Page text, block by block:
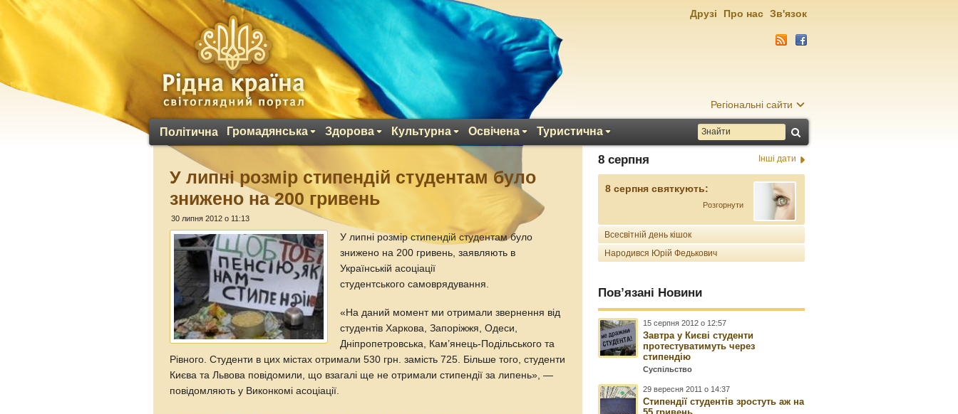
Регіональні сайти
Політична Громадянська Здорова Культурна Освічена Туристична
Друзі Про нас Зв'язок
У липні розмір стипендій студентам було
знижено на 200 гривень
30 липня 2012 о 11:13
У липні розмір стипендій студентам було
знижено на 200 гривень, заявляють в
Українській асоціації
студентського самоврядування.
«На даний момент ми отримали звернення від
студентів Харкова, Запоріжжя, Одеси,
Дніпропетровська, Кам’янець-Подільського та
Рівного. Студенти в цих містах отримали 530 грн. замість 725. Більше того, студенти
Києва та Львова повідомили, що взагалі ще не отримали стипендії за липень», —
повідомляють у Виконкомі асоціації.
8 серпня Інші дати
8 серпня святкують:
Розгорнути
Всесвітній день кішок
Народився Юрій Федькович
Пов’язані Новини
15 серпня 2012 о 12:57
Завтра у Києві студенти
протестуватимуть через
стипендію
Суспільство
29 вересня 2011 о 14:37
Стипендії студентів зростуть аж на